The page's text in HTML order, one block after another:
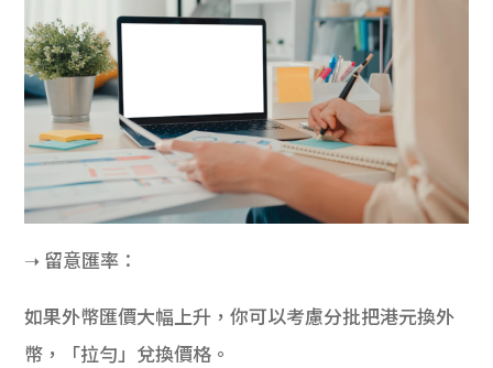
➝ 留意匯率：
如果外幣匯價大幅上升，你可以考慮分批把港元換外
幣，「拉勻」兌換價格。